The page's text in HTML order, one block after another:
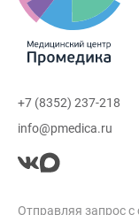
+7 (8352) 237-218
info@pmedica.ru
Отправляя запрос с